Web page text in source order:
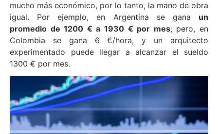
mucho más económico, por lo tanto, la mano de obra
igual. Por ejemplo, en Argentina se gana un
promedio de 1200 € a 1930 € por mes; pero, en
Colombia se gana 6 €/hora, y un arquitecto
experimentado puede llegar a alcanzar el sueldo
1300 € por mes.